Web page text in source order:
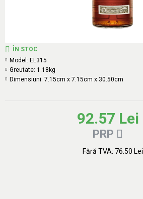
92.57 Lei
PRP
Fără TVA: 76.50 Lei
ÎN STOC
Model: EL315
Greutate: 1.18kg
Dimensiuni: 7.15cm x 7.15cm x 30.50cm